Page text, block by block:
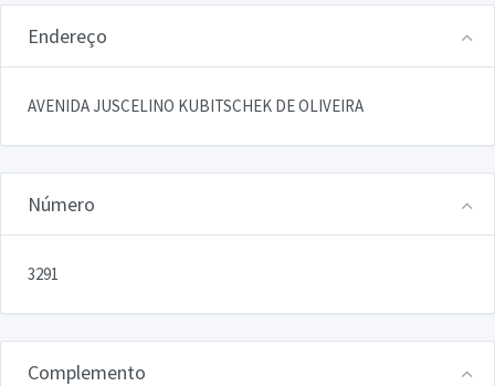
Endereço
AVENIDA JUSCELINO KUBITSCHEK DE OLIVEIRA
Número
3291
Complemento